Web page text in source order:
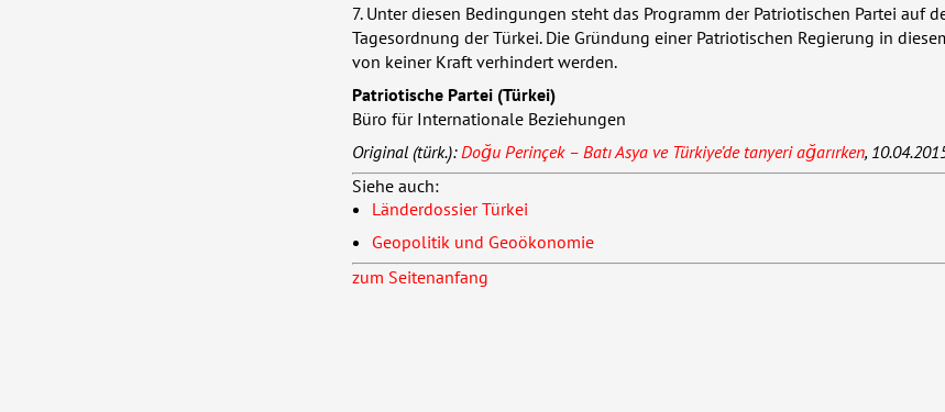
7. Unter diesen Bedingungen steht das Programm der Patriotischen Partei auf
Tagesordnung der Türkei. Die Gründung einer Patriotischen Regierung in
von keiner Kraft verhindert werden.
Patriotische Partei (Türkei)
Büro für Internationale Beziehungen
Original (türk.): Doğu Perinçek – Batı Asya ve Türkiye’de tanyeri ağarırken,
Siehe auch:
Länderdossier Türkei
Geopolitik und Geoökonomie
zum Seitenanfang